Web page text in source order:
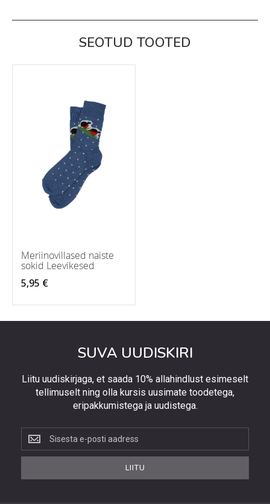
SEOTUD TOOTED
Meriinovillased naiste
sokid Leevikesed
5,95 €
SUVA UUDISKIRI
Liitu uudiskirjaga, et saada 10% allahindlust esimeselt
tellimuselt ning olla kursis uusimate toodetega,
eripakkumistega ja uudistega.
Liitu
uudiskirjaga,
et
LIITU